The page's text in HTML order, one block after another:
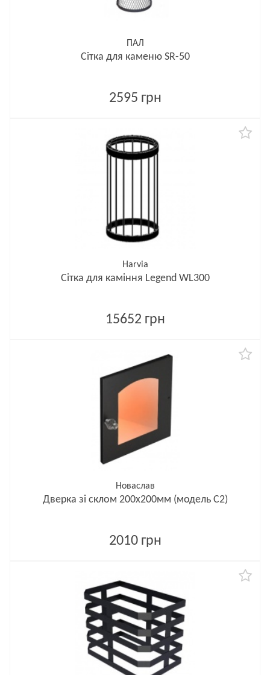
ПАЛ
Сітка для каменю SR-50
2595 грн
Harvia
Сітка для каміння Legend WL300
15652 грн
Новаслав
Дверка зі склом 200х200мм (модель С2)
2010 грн